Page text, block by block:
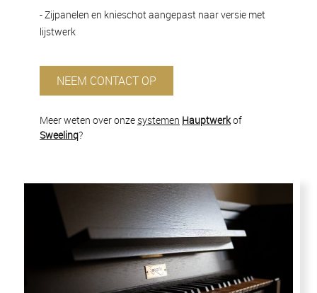
- Zijpanelen en knieschot aangepast naar versie met
lijstwerk
NEEM CONTACT OP
Meer weten over onze systemen Hauptwerkof
Sweelinq?